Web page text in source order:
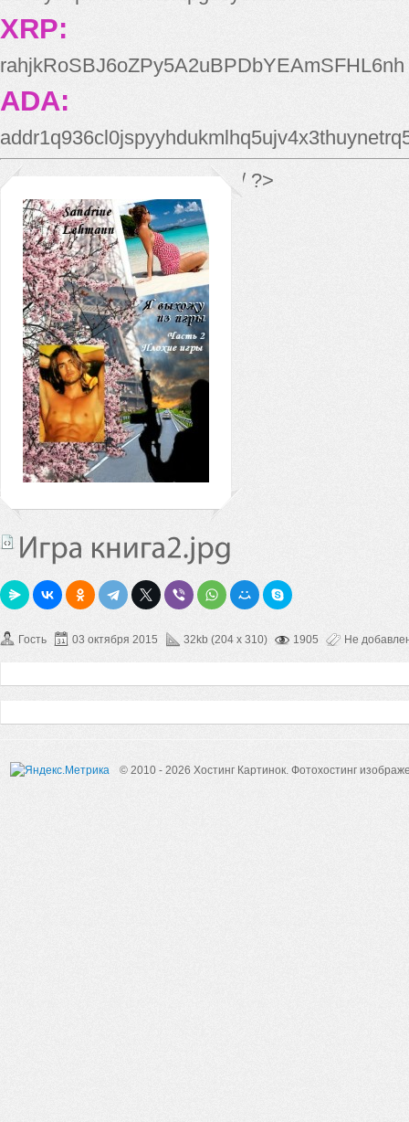
XRP:
rahjkRoSBJ6oZPy5A2uBPDbYEAmSFHL6nh
ADA:
*/ ?>
Гость 03 октября 2015 32kb (204 x 310) 1905 Не
© 2010 - 2026 Хостинг Картинок. Фотохостинг